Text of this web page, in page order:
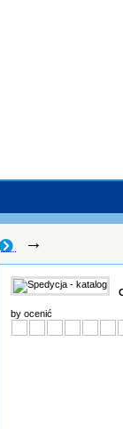
→
by ocenić